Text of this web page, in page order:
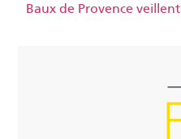
Baux de Provence